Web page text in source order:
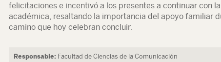
felicitaciones e incentivó a los presentes a continuar con
académica, resaltando la importancia del apoyo familiar
camino que hoy celebran concluir.
Responsable: Facultad de Ciencias de la Comunicación